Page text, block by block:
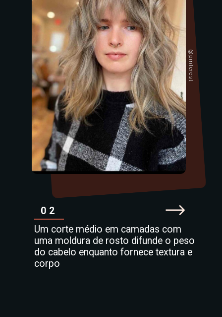
02
Um corte médio em camadas com
uma moldura de rosto difunde o peso
do cabelo enquanto fornece textura e
corpo
@pinterest